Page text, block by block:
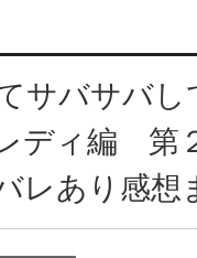
サバサバし
ディ編 第
あり感想